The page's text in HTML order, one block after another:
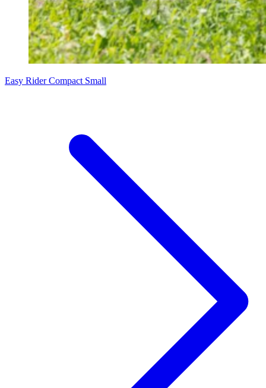
Easy Rider Compact Small